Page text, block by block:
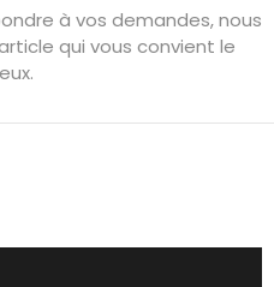
couleurs
à vos demandes, nous
qui vous convient le